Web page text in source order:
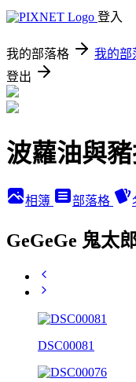
登入
我的部落格 我的部
登出
波蘿油與
相簿 部落格
GeGeGe 鬼太
DSC00081